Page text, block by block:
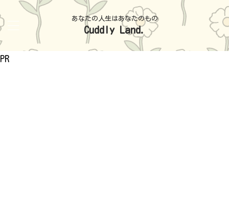
あなたの人生はあなたのもの
Cuddly Land.
PR